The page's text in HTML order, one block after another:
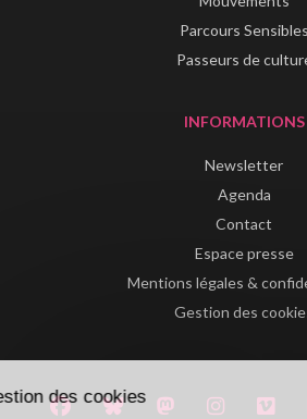
Parcours Sensibles
Passeurs de
INFORMATIONS
Newsletter
Agenda
Contact
Espace presse
Mentions légales &
Gestion des
Gestion des cookies